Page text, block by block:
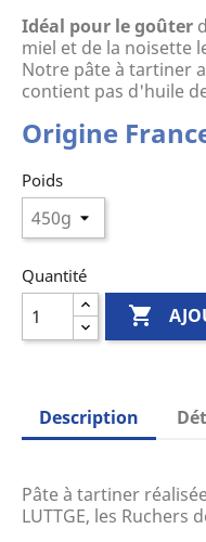
Idéal pour le goûter
miel et de la noisette
Notre pâte à tartiner
contient pas d'huile
Origine
Poids
Quantité

Description
Pâte à tartiner
LUTTGE, les Ruchers